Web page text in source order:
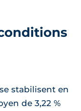
stabilisent en
de 3,22 %